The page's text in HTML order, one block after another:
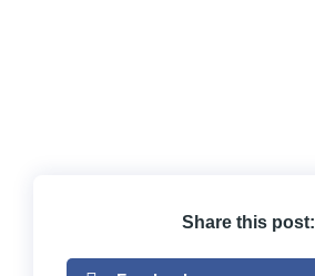
Share this post: